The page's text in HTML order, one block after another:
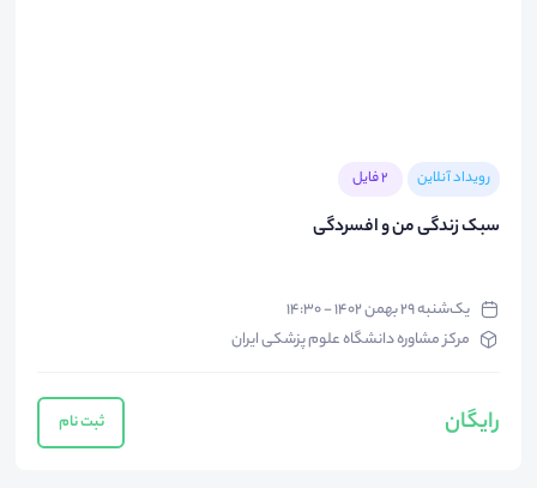
رویداد آنلاین 2 فایل
سبک زندگی من و افسردگی
یک‌شنبه ۲۹ بهمن ۱۴۰۲ - ۱۴:۳۰
مرکز مشاوره دانشگاه علوم پزشکی ایران
رایگان ثبت نام